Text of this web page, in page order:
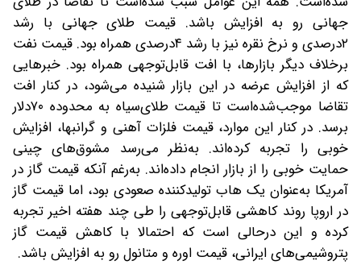
جهانی رو به افزایش باشد. قیمت طلای جهانی با رشد
۲درصدی و نرخ نقره نیز با رشد ۴درصدی همراه بود. قیمت نفت
برخلاف دیگر بازارها، با افت قابل‌توجهی همراه بود. خبرهایی
که از افزایش عرضه در این بازار شنیده می‌شود، در کنار افت
تقاضا موجب‌شده‌است تا قیمت طلای‌سیاه به محدوده ۷۰دلار
برسد. در کنار این موارد، قیمت فلزات آهنی و گرانبها، افزایش
خوبی را تجربه کرده‌اند. به‌نظر می‌رسد مشوق‌‌‌‌‌‌های چینی
حمایت خوبی را از بازار انجام داده‌اند. به‌‌‌‌‌‌رغم آنکه قیمت گاز در
آمریکا به‌عنوان یک هاب تولیدکننده‌ صعودی بود، اما قیمت گاز
در اروپا روند کاهشی قابل‌توجهی را طی چند هفته اخیر تجربه
کرده و این درحالی است که احتمالا با کاهش قیمت گاز
پتروشیمی‌های ایرانی، قیمت اوره و متانول رو به افزایش باشد.